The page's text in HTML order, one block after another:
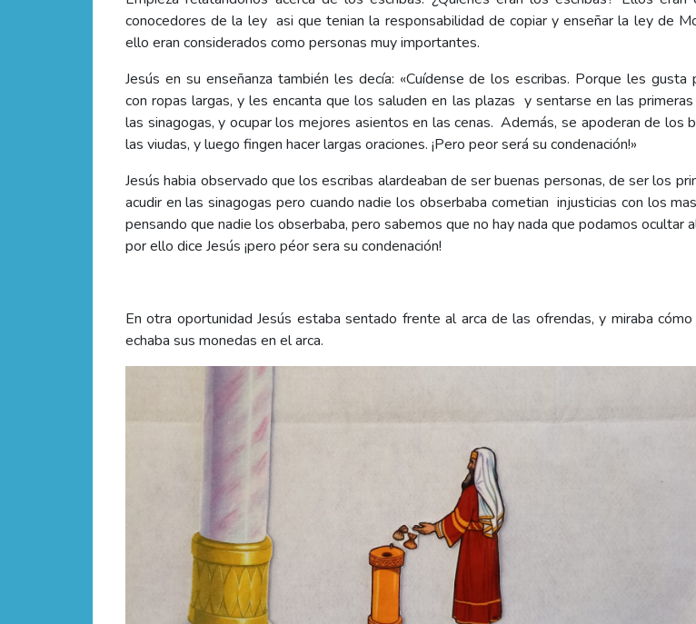
conocedores de la ley asi que tenian la responsabilidad de copiar y enseñar la ley de
ello eran considerados como personas muy importantes.
Jesús en su enseñanza también les decía: «Cuídense de los escribas. Porque les gusta
con ropas largas, y les encanta que los saluden en las plazas y sentarse en las
las sinagogas, y ocupar los mejores asientos en las cenas. Además, se apoderan de los
las viudas, y luego fingen hacer largas oraciones. ¡Pero peor será su condenación!»
Jesús habia observado que los escribas alardeaban de ser buenas personas, de ser los
acudir en las sinagogas pero cuando nadie los obserbaba cometian injusticias con los
pensando que nadie los obserbaba, pero sabemos que no hay nada que podamos ocultar
por ello dice Jesús ¡pero péor sera su condenación!
En otra oportunidadJesús estaba sentado frente al arca de las ofrendas, y miraba
echaba sus monedas en el arca.